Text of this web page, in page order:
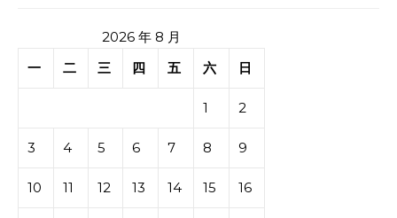
2026 年 8 月
一
二 三 四 五 六 日
1 2
3 4 5 6 7 8 9
10 11 12 13 14 15 16